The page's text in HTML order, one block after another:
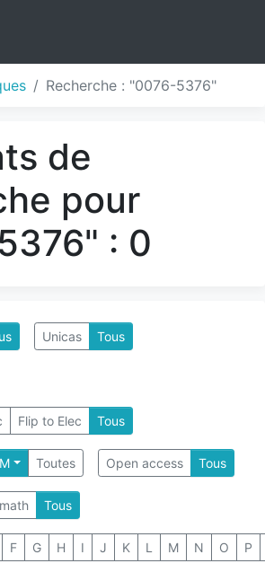
Recherche : "0076-5376"
de
pour
: 0
Unicas Tous
Flip to Elec Tous
Toutes Open access Tous
Tous
F G H I J K L M N O P